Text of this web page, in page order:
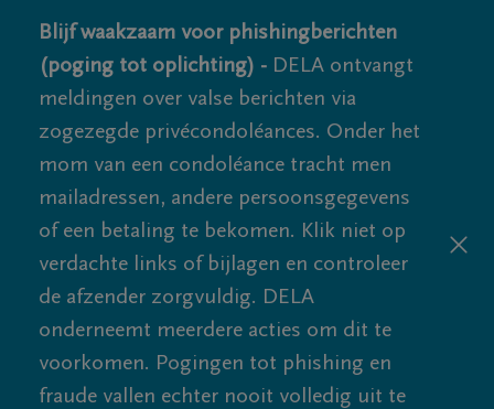
Blijf waakzaam voor phishingberichten
(poging tot oplichting) - DELA ontvangt
meldingen over valse berichten via
zogezegde privécondoléances. Onder het
mom van een condoléance tracht men
mailadressen, andere persoonsgegevens
of een betaling te bekomen. Klik niet op
verdachte links of bijlagen en controleer
de afzender zorgvuldig. DELA
onderneemt meerdere acties om dit te
voorkomen. Pogingen tot phishing en
fraude vallen echter nooit volledig uit te